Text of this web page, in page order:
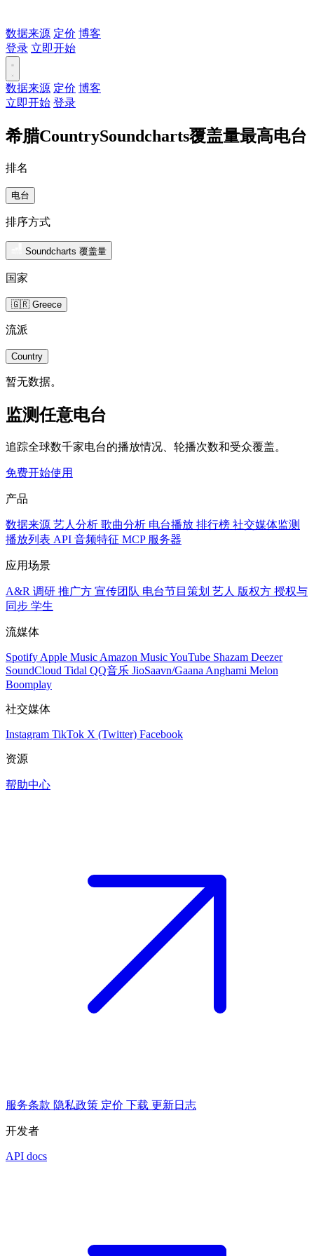
数据来源 定价 博客
登录 立即开始
数据来源 定价 博客
立即开始 登录
希腊CountrySoundcharts覆盖量最高电台
排名
电台
排序方式
Soundcharts 覆盖量
国家
🇬🇷 Greece
流派
Country
暂无数据。
监测任意电台
追踪全球数千家电台的播放情况、轮播次数和受众覆盖。
免费开始使用
产品
数据来源 艺人分析 歌曲分析 电台播放 排行榜 社交媒体监测
播放列表 API 音频特征 MCP 服务器
应用场景
A&R 调研 推广方 宣传团队 电台节目策划 艺人 版权方 授权与
同步 学生
流媒体
Spotify Apple Music Amazon MusicYouTube Shazam Deezer
SoundCloud Tidal QQ音乐 JioSaavn/Gaana Anghami Melon
Boomplay
社交媒体
Instagram TikTok X (Twitter) Facebook
资源
帮助中心
服务条款 隐私政策 定价 下载 更新日志
开发者
API docs